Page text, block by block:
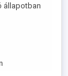
állapotban
30/427-